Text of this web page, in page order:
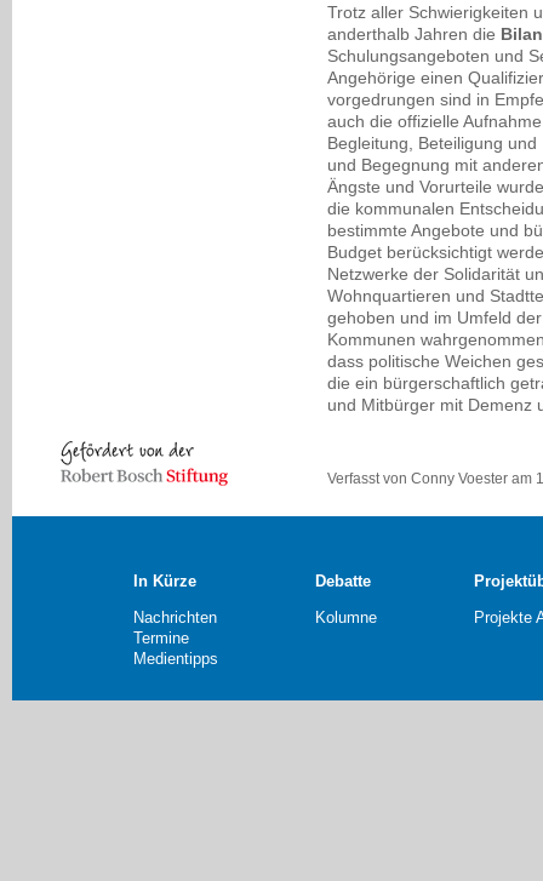
Trotz aller Schwierigkeiten
anderthalb Jahren die
Schulungsangeboten und
Angehörige einen
vorgedrungen sind in
auch die offizielle
Begleitung, Beteiligung
und Begegnung mit
Ängste und Vorurteile
die kommunalen
bestimmte Angebote und
Budget berücksichtigt
Netzwerke der Solidarität
Wohnquartieren und
gehoben und im Umfeld
Kommunen
dass politische Weichen
die ein bürgerschaftlich
und Mitbürger mit Demenz
Verfasst von Conny Voester am
In Kürze
Nachrichten
Termine
Medientipps
Debatte
Kolumne
Projekte